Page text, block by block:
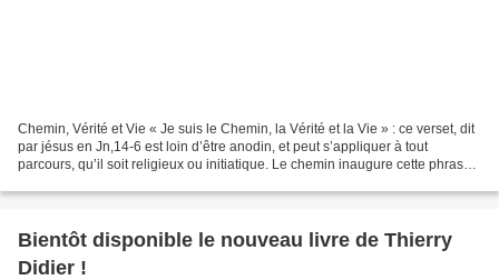
Chemin, Vérité et Vie « Je suis le Chemin, la Vérité et la Vie » : ce verset, dit
par jésus en Jn,14-6 est loin d’être anodin, et peut s’appliquer à tout
parcours, qu’il soit religieux ou initiatique. Le chemin inaugure cette phrase,
Bientôt disponible le nouveau livre de Thierry
Didier !